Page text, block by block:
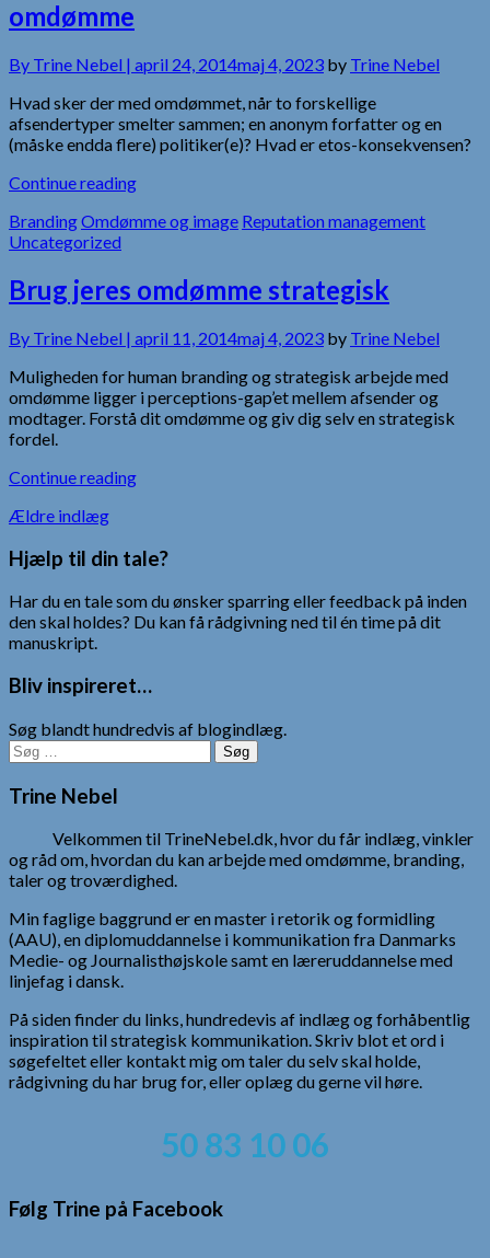
omdømme
By Trine Nebel | april 24, 2014maj 4, 2023 by Trine Nebel
Hvad sker der med omdømmet, når to forskellige
afsendertyper smelter sammen; en anonym forfatter og en
(måske endda flere) politiker(e)? Hvad er etos-konsekvensen?
Continue reading
BrandingOmdømme og image Reputation management
Uncategorized
Brug jeres omdømme strategisk
By Trine Nebel | april 11, 2014maj 4, 2023 by Trine Nebel
Muligheden for human branding og strategisk arbejde med
omdømme ligger i perceptions-gap’et mellem afsender og
modtager. Forstå dit omdømme og giv dig selv en strategisk
fordel.
Continue reading
Navigation
til
Ældre indlæg
Hjælp til din tale?
Har du en tale som du ønsker sparring eller feedback på inden
den skal holdes? Du kan få rådgivning ned til én time på dit
manuskript.
Bliv inspireret…
Søg blandt hundredvis af blogindlæg.
Søg
efter:
Trine Nebel
Velkommen til TrineNebel.dk, hvor du får indlæg, vinkler
og råd om, hvordan du kan arbejde med omdømme, branding,
taler og troværdighed.
Min faglige baggrund er en master i retorik og formidling
(AAU), en diplomuddannelse i kommunikation fra Danmarks
Medie- og Journalisthøjskole samt en læreruddannelse med
linjefag i dansk.
På siden finder du links, hundredevis af indlæg og forhåbentlig
inspiration til strategisk kommunikation. Skriv blot et ord i
søgefeltet eller kontakt mig om taler du selv skal holde,
rådgivning du har brug for, eller oplæg du gerne vil høre.
50 83 10 06
Følg Trine på Facebook